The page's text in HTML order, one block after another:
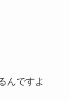
んですよ